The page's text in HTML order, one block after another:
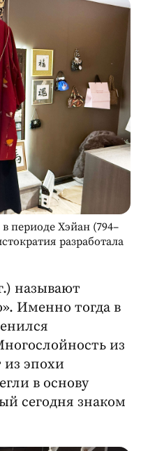
периоде Хэйан (794–
разработала
называют
Именно тогда в
из
из эпохи
в основу
сегодня знаком